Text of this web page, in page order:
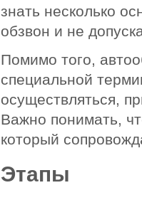
знать несколько
обзвон и не
Помимо того,
специальной
осуществляться,
Важно понимать,
который
Этапы